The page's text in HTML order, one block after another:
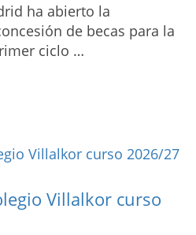
ha abierto la
de becas para la
ciclo …
Villalkor curso